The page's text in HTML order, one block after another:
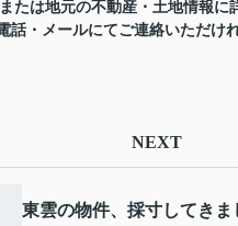
たは地元の不動産・土地情報に
・メールにてご連絡いただけ
NEXT
東雲の物件、採寸してき